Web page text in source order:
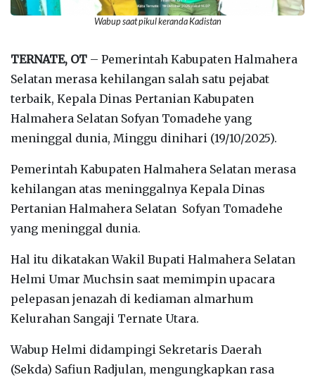
Wabup saat pikul keranda Kadistan
TERNATE, OT – Pemerintah Kabupaten Halmahera
Selatan merasa kehilangan salah satu pejabat
terbaik, Kepala Dinas Pertanian Kabupaten
Halmahera Selatan Sofyan Tomadehe yang
meninggal dunia, Minggu dinihari (19/10/2025).
Pemerintah Kabupaten Halmahera Selatan merasa
kehilangan atas meninggalnya Kepala Dinas
Pertanian Halmahera Selatan Sofyan Tomadehe
yang meninggal dunia.
Hal itu dikatakan Wakil Bupati Halmahera Selatan
Helmi Umar Muchsin saat memimpin upacara
pelepasan jenazah di kediaman almarhum
Kelurahan Sangaji Ternate Utara.
Wabup Helmi didampingi Sekretaris Daerah
(Sekda) Safiun Radjulan, mengungkapkan rasa